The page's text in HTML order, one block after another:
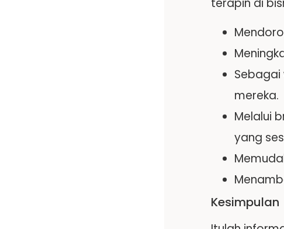
terapin di
mereka.
Melalui
yang
Kesimpulan